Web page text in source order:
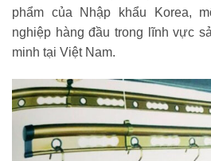
phẩm của Nhập khẩu Korea,
nghiệp hàng đầu trong lĩnh vực
minh tại Việt Nam.